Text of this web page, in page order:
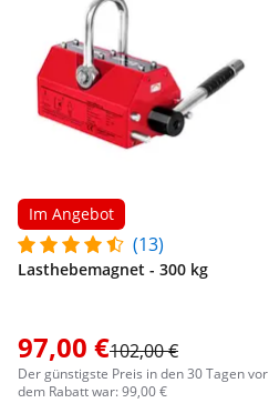
Im Angebot
(13)
Lasthebemagnet - 300 kg
97,00 €102,00 €
Der günstigste Preis in den 30 Tagen vor
dem Rabatt war: 99,00 €